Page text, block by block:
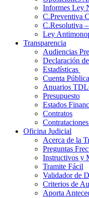
Informes Ley
C.Preventiva
C.Resolutiva
Ley
Transparencia
Audiencias
Declaración
Estadísticas
Cuenta
Anuarios
Presupuesto
Estados
Contratos
Oficina Judicial
Acerca de la
Preguntas
Instructivos y
Tramite Fácil
Validador de
Criterios de
Aporta